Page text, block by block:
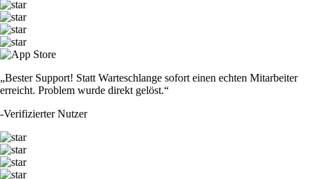
„Bester Support! Statt Warteschlange sofort einen echten Mitarbeiter
erreicht. Problem wurde direkt gelöst.“
-Verifizierter Nutzer